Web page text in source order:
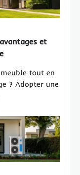
et
tout en
? Adopter une